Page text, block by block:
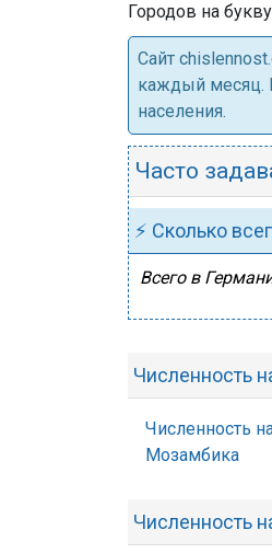
Городов на
Cайт
каждый месяц.
населения.
Часто
⚡ Сколько
Всего в
Численность
Численность
Мозамбика
Численность